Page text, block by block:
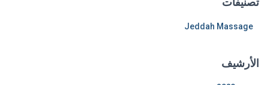
Jeddah Massage
الأرشيف